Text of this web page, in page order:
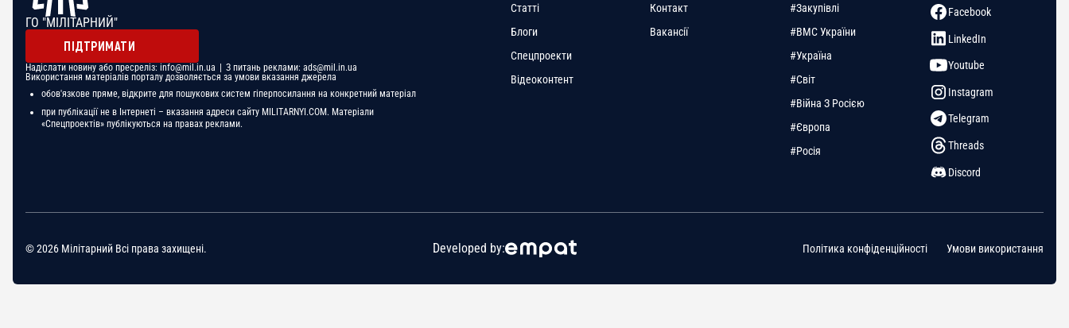
ГО "МІЛІТАРНИЙ"
ПІДТРИМАТИ
Надіслати новину або пресреліз: info@mil.in.ua | З питань реклами: ads@mil.in.ua
Використання матеріалів порталу дозволяється за умови вказання джерела
обов'язкове пряме, відкрите для пошукових систем гіперпосилання на конкретний матеріал
при публікації не в Інтернеті – вказання адреси сайту MILITARNYI.COM. Матеріали
«Спецпроектів» публікуються на правах реклами.
Статті
Блоги
Спецпроекти
Відеоконтент
Контакт
Вакансії
#Закупівлі
#ВМС України
#Україна
#Світ
#Війна З Росією
#Європа
#Росія
Facebook
LinkedIn
Youtube
Instagram
Telegram
Threads
Discord
© 2026 Мілітарний Всі права захищені. Developed by: Політика конфіденційності Умови використання